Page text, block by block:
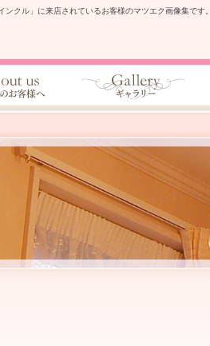
クル」に来店されているお客様のマツエク画像集です。